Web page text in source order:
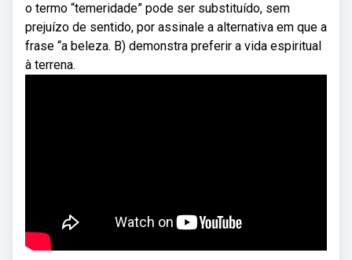
o termo “temeridade” pode ser substituído, sem
prejuízo de sentido, por assinale a alternativa em que a
frase “a beleza. B) demonstra preferir a vida espiritual
à terrena.